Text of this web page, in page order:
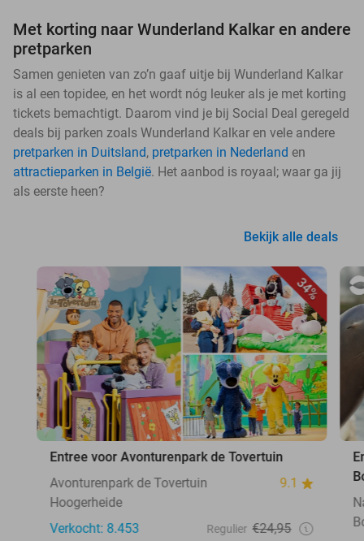
Met korting naar Wunderland Kalkar en andere
pretparken
Samen genieten van zo’n gaaf uitje bij Wunderland Kalkar
is al een topidee, en het wordt nóg leuker als je met korting
tickets bemachtigt. Daarom vind je bij Social Deal geregeld
deals bij parken zoals Wunderland Kalkar en vele andere
pretparken in Duitsland, pretparken in Nederland en
attractieparken in België. Het aanbod is royaal; waar ga jij
als eerste heen?
Bekijk alle deals
34%
Entree voor Avonturenpark de Tovertuin
Avonturenpark de Tovertuin
9.1
Hoogerheide
Verkocht: 8.453
Regulier €24,95